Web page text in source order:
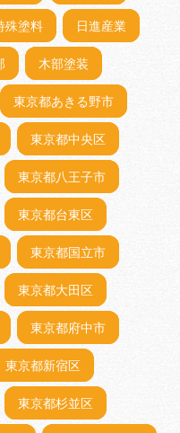
殊塗料 日進産業
木部塗装
東京都あきる野市
東京都中央区
東京都八王子市
東京都台東区
東京都国立市
東京都大田区
東京都府中市
東京都新宿区
東京都杉並区